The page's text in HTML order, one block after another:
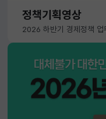
정책기획영상
2026 하반기 경제정책 업